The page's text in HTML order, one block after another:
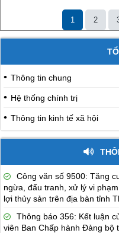
1 2
Thông tin chung
Hệ thống chính trị
Thông tin kinh tế xã hội
Công văn số 9500: Tăng
ngừa, đấu tranh, xử lý vi
lợi thủy sản trên địa bàn tỉnh
Thông báo 356: Kết luận
viên Ban Chấp hành Đảng bộ